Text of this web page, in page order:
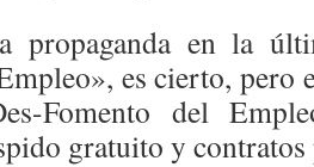
propaganda en la
es cierto, pero
Fomento del
gratuito y